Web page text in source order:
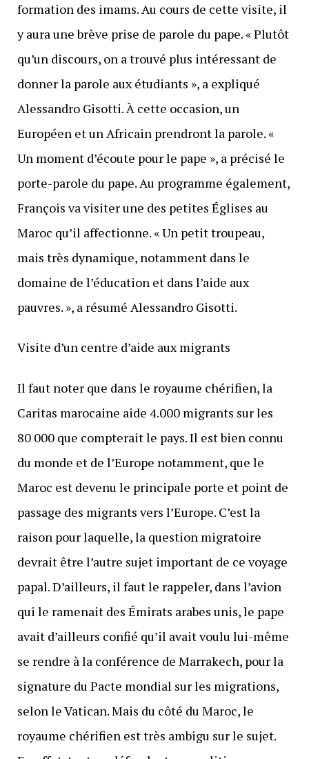
formation des imams. Au cours de cette visite, il
y aura une brève prise de parole du pape. « Plutôt
qu’un discours, on a trouvé plus intéressant de
donner la parole aux étudiants », a expliqué
Alessandro Gisotti. À cette occasion, un
Européen et un Africain prendront la parole. «
Un moment d’écoute pour le pape », a précisé le
porte-parole du pape. Au programme également,
François va visiter une des petites Églises au
Maroc qu’il affectionne. « Un petit troupeau,
mais très dynamique, notamment dans le
domaine de l’éducation et dans l’aide aux
pauvres. », a résumé Alessandro Gisotti.
Visite d’un centre d’aide aux migrants
Il faut noter que dans le royaume chérifien, la
Caritas marocaine aide 4.000 migrants sur les
80 000 que compterait le pays. Il est bien connu
du monde et de l’Europe notamment, que le
Maroc est devenu le principale porte et point de
passage des migrants vers l’Europe. C’est la
raison pour laquelle, la question migratoire
devrait être l’autre sujet important de ce voyage
papal. D’ailleurs, il faut le rappeler, dans l’avion
qui le ramenait des Émirats arabes unis, le pape
avait d’ailleurs confié qu’il avait voulu lui-même
se rendre à la conférence de Marrakech, pour la
signature du Pacte mondial sur les migrations,
selon le Vatican. Mais du côté du Maroc, le
royaume chérifien est très ambigu sur le sujet.